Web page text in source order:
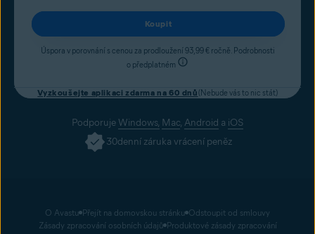
Koupit
Úspora v porovnání s cenou za prodloužení 93,99 € ročně. Podrobnosti
o předplatném
Vyzkoušejte aplikaci zdarma na 60 dnů(Nebude vás to nic stát)
Podporuje Windows, Mac, Android a iOS
30denní záruka vrácení peněz
Zásady zpracování osobních údajů Produktové zásady zpracování
O Avastu Přejít na domovskou stránku Odstoupit od smlouvy